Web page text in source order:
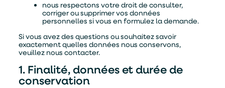
nous respectons votre droit de consulter,
corriger ou supprimer vos données
personnelles si vous en formulez la demande.
Si vous avez des questions ou souhaitez savoir
exactement quelles données nous conservons,
veuillez nous contacter.
1. Finalité, données et durée de
conservation